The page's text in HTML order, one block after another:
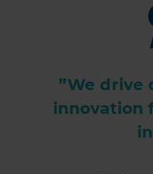
”We drive
innovation